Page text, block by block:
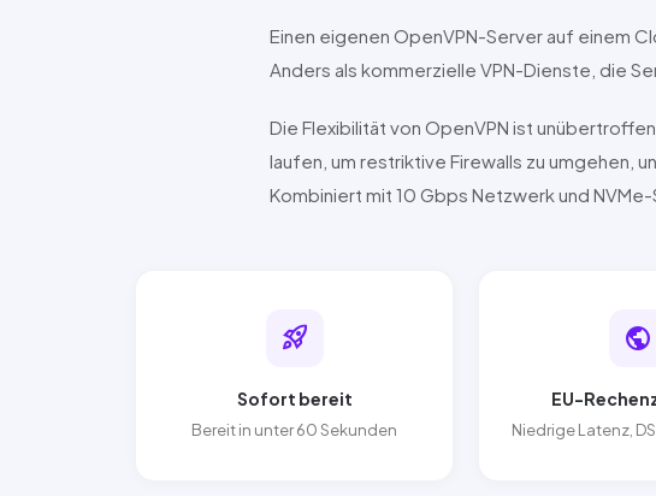
Einen eigenen OpenVPN-Server auf einem
Anders als kommerzielle VPN-Dienste, die
Die Flexibilität von OpenVPN ist
laufen, um restriktive Firewalls zu umgehen,
Kombiniert mit 10 Gbps Netzwerk und NVMe-
rocket_launch
Sofort bereit
Bereit in unter 60 Sekunden
public
EU-
Niedrige Latenz,